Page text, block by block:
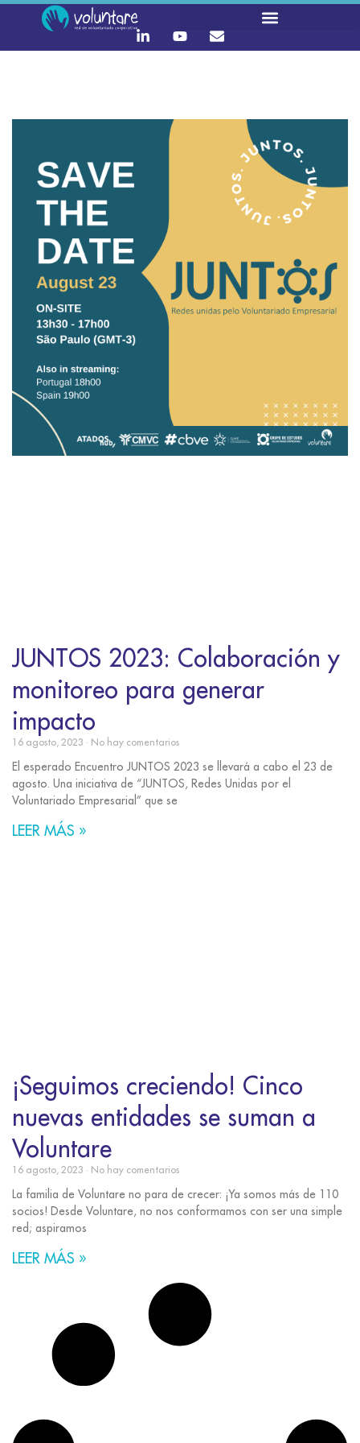
JUNTOS 2023: Colaboración y
monitoreo para generar
impacto
16 agosto, 2023 No hay comentarios
El esperado Encuentro JUNTOS 2023 se llevará a cabo el 23 de
agosto. Una iniciativa de “JUNTOS, Redes Unidas por el
Voluntariado Empresarial” que se
LEER MÁS »
¡Seguimos creciendo! Cinco
nuevas entidades se suman a
Voluntare
16 agosto, 2023 No hay comentarios
La familia de Voluntare no para de crecer: ¡Ya somos más de 110
socios! Desde Voluntare, no nos conformamos con ser una simple
red; aspiramos
LEER MÁS »